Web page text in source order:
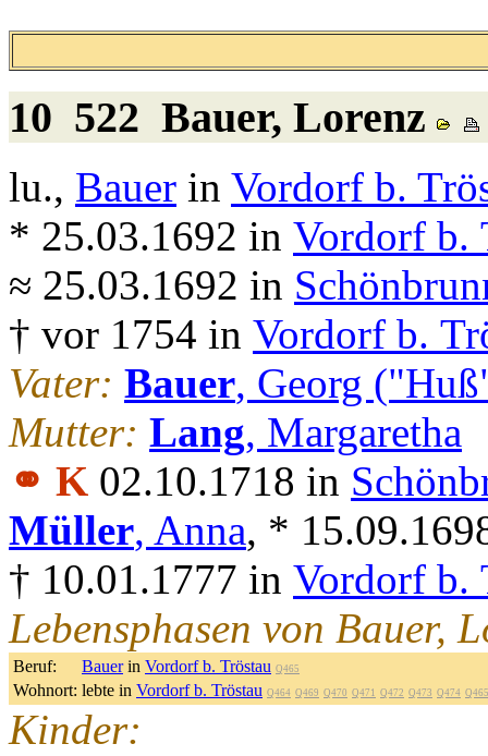
10 522 Bauer, Lorenz
lu., Bauer in Vordorf b.
* 25.03.1692 in Vordorf b.
≈ 25.03.1692 in
† vor 1754 in Vordorf b.
Vater: Bauer, Georg
Mutter: Lang, Margaretha
⚭ K 02.10.1718 in
Müller, Anna, *
† 10.01.1777 in Vordorf b.
Lebensphasen von Bauer,
Beruf: Bauerin Vordorf b. Tröstau Q465
Wohnort: lebte in Vordorf b. Tröstau Q464 Q469 Q470 Q471 Q472 Q473 Q474 Q465
Kinder: